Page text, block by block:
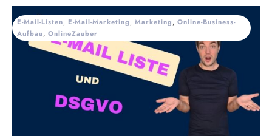
E-Mail-Listen, E-Mail-Marketing, Marketing, Online-Business-
Aufbau, OnlineZauber